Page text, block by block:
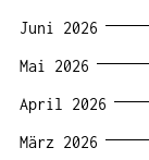
Juni 2026
Mai 2026
April 2026
März 2026